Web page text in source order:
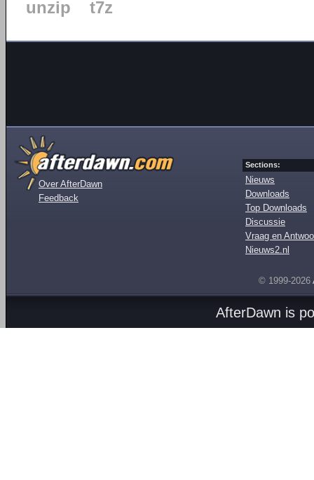
unzip
t7z
Over AfterDawn
Feedback
Sections:
Nieuws
Downloads
Top Downloads
Discussie
Vraag en
Nieuws2.nl
© 1999-2026
AfterDawn is